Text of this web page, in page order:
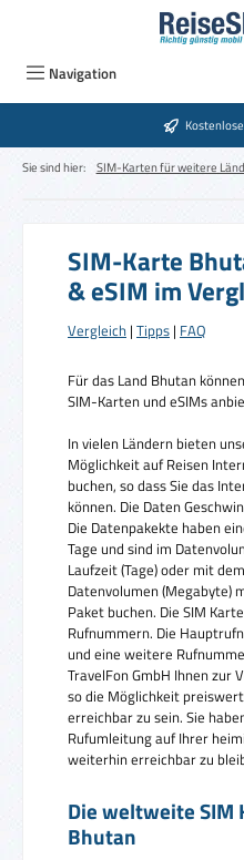
Zum Hauptinhalt springen
Navigation
Sie sind hier: SIM-Karten für weitere
SIM-Karte
& eSIM im
Vergleich | Tipps | FAQ
Für das Land Bhutan
SIM-Karten und eSIMs
In vielen Ländern bieten
Möglichkeit auf Reisen
buchen, so dass Sie das
können. Die Daten
Die Datenpakekte haben
Tage und sind im
Laufzeit (Tage) oder mit
Datenvolumen (Megabyte)
Paket buchen. Die SIM
Rufnummern. Die
und eine weitere
TravelFon GmbH Ihnen zur
so die Möglichkeit
erreichbar zu sein. Sie
Rufumleitung auf Ihrer
weiterhin erreichbar zu
Die weltweite
Bhutan